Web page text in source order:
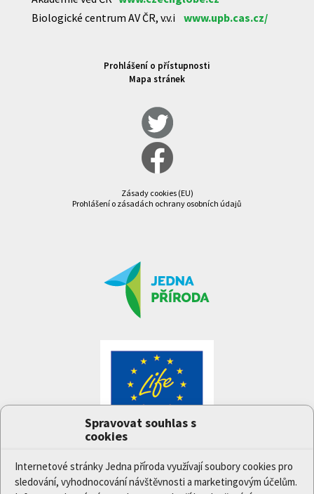
Spravovat souhlas s
cookies
Internetové stránky Jedna příroda využívají soubory cookies pro
sledování, vyhodnocování návštěvnosti a marketingovým účelům.
Biologické centrum AV ČR, v.v.i www.upb.cas.cz/
Prohlášení o přístupnosti
Mapa stránek
Zásady cookies (EU)
Prohlášení o zásadách ochrany osobních údajů